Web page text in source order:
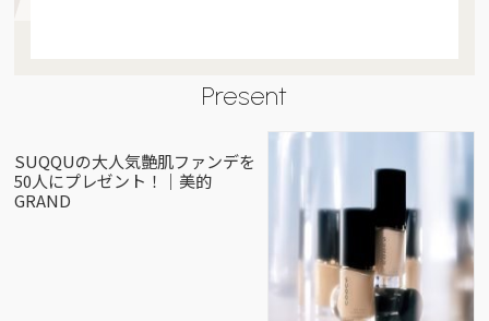
Present
SUQQUの大人気艶肌ファンデを
50人にプレゼント！｜美的
GRAND